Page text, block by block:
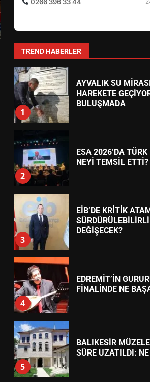
TREND HABERLER
7
BELEDİYESPOR’DA
1
AYVALIK SU
HAREKETE
BULUŞMADA
2
ESA 2026’DA
NEYİ TEMSİL ETTİ?
3
EİB’DE KRİTİK
DEĞİŞECEK?
4
EDREMİT’İN
FİNALİNDE NE
5
BALIKESİR
SÜRE UZATILDI: